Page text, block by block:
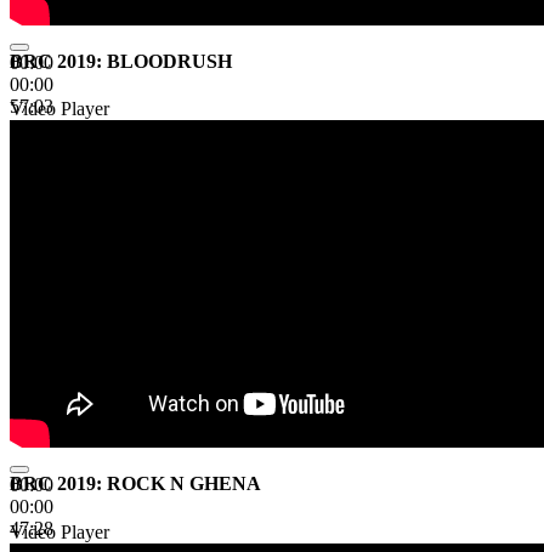
00:00
00:00
57:03
BRC 2019: BLOODRUSH
Video Player
00:00
00:00
47:28
BRC 2019: ROCK N GHENA
Video Player